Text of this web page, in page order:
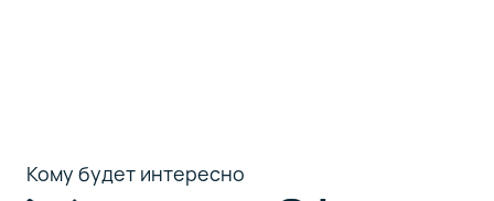
Кому будет интересно